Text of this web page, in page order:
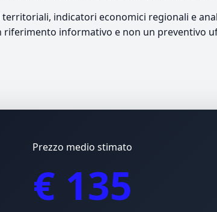
indicatori economici regionali e
riferimento informativo e non un preventivo
Prezzo medio stimato
€ 135